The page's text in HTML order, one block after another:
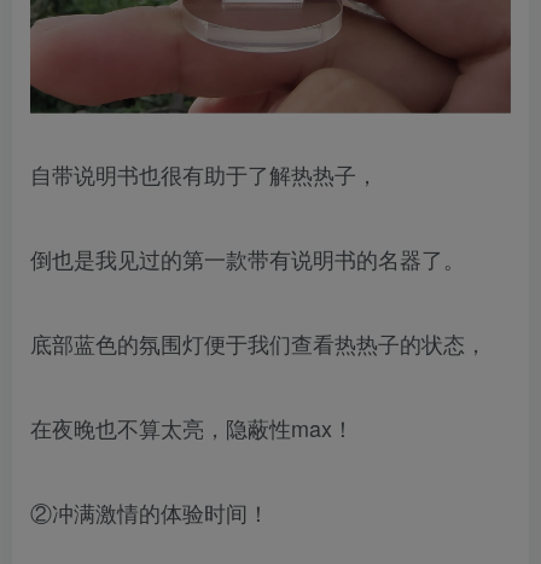
自带说明书也很有助于了解热热子，
倒也是我见过的第一款带有说明书的名器了。
底部蓝色的氛围灯便于我们查看热热子的状态，
在夜晚也不算太亮，隐蔽性max！
②冲满激情的体验时间！